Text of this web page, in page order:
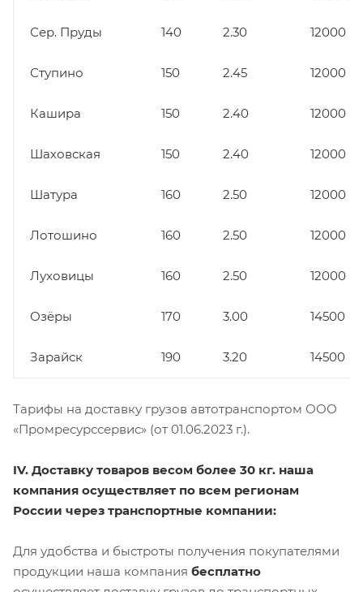
Сер. Пруды 140 2.30 12000
Ступино 150 2.45 12000
Кашира 150 2.40 12000
Шаховская 150 2.40 12000
Шатура 160 2.50 12000
Лотошино 160 2.50 12000
Луховицы 160 2.50 12000
Озёры 170 3.00 14500
Зарайск 190 3.20 14500
Тарифы на доставку грузов автотранспортом ООО
«Промресурссервис» (от 01.06.2023 г.).
IV. Доставку товаров весом более 30 кг. наша
компания осуществляет по всем регионам
России через транспортные компании:
Для удобства и быстроты получения покупателями
продукции наша компания бесплатно